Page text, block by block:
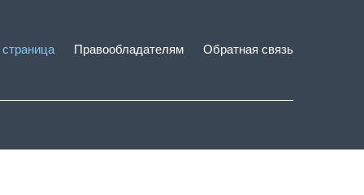
Правообладателям Обратная связь